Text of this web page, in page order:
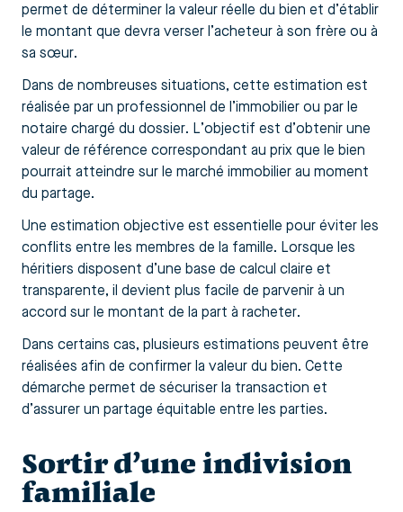
permet de déterminer la valeur réelle du bien et d’établir
le montant que devra verser l’acheteur à son frère ou à
sa sœur.
Dans de nombreuses situations, cette estimation est
réalisée par un professionnel de l’immobilier ou par le
notaire chargé du dossier. L’objectif est d’obtenir une
valeur de référence correspondant au prix que le bien
pourrait atteindre sur le marché immobilier au moment
du partage.
Une estimation objective est essentielle pour éviter les
conflits entre les membres de la famille. Lorsque les
héritiers disposent d’une base de calcul claire et
transparente, il devient plus facile de parvenir à un
accord sur le montant de la part à racheter.
Dans certains cas, plusieurs estimations peuvent être
réalisées afin de confirmer la valeur du bien. Cette
démarche permet de sécuriser la transaction et
d’assurer un partage équitable entre les parties.
Sortir d’une indivision
familiale